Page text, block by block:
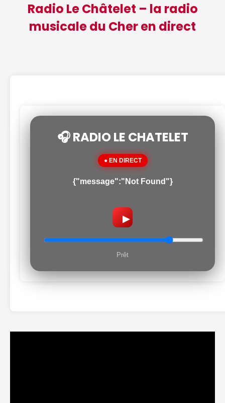
Radio Le Châtelet – la radio
musicale du Cher en direct
🎧 RADIO LE CHATELET
● EN DIRECT
{"message":"Not Found"}
▶
Prêt